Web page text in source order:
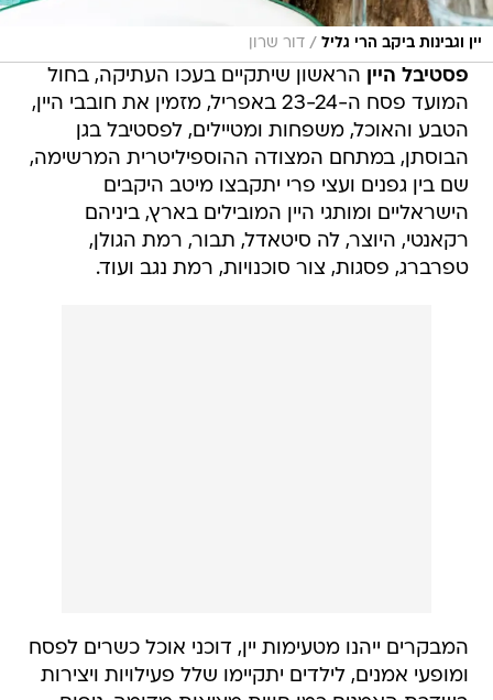
יין וגבינות ביקב הרי גליל / דור שרון
פסטיבל היין הראשון שיתקיים בעכו העתיקה, בחול
המועד פסח ה-23-24 באפריל, מזמין את חובבי היין,
הטבע והאוכל, משפחות ומטיילים, לפסטיבל בגן
הבוסתן, במתחם המצודה ההוספיליטרית המרשימה,
שם בין גפנים ועצי פרי יתקבצו מיטב היקבים
הישראליים ומותגי היין המובילים בארץ, ביניהם
רקאנטי, היוצר, לה סיטאדל, תבור, רמת הגולן,
טפרברג, פסגות, צור סוכנויות, רמת נגב ועוד.
המבקרים ייהנו מטעימות יין, דוכני אוכל כשרים לפסח
ומופעי אמנים, לילדים יתקיימו שלל פעילויות ויצירות